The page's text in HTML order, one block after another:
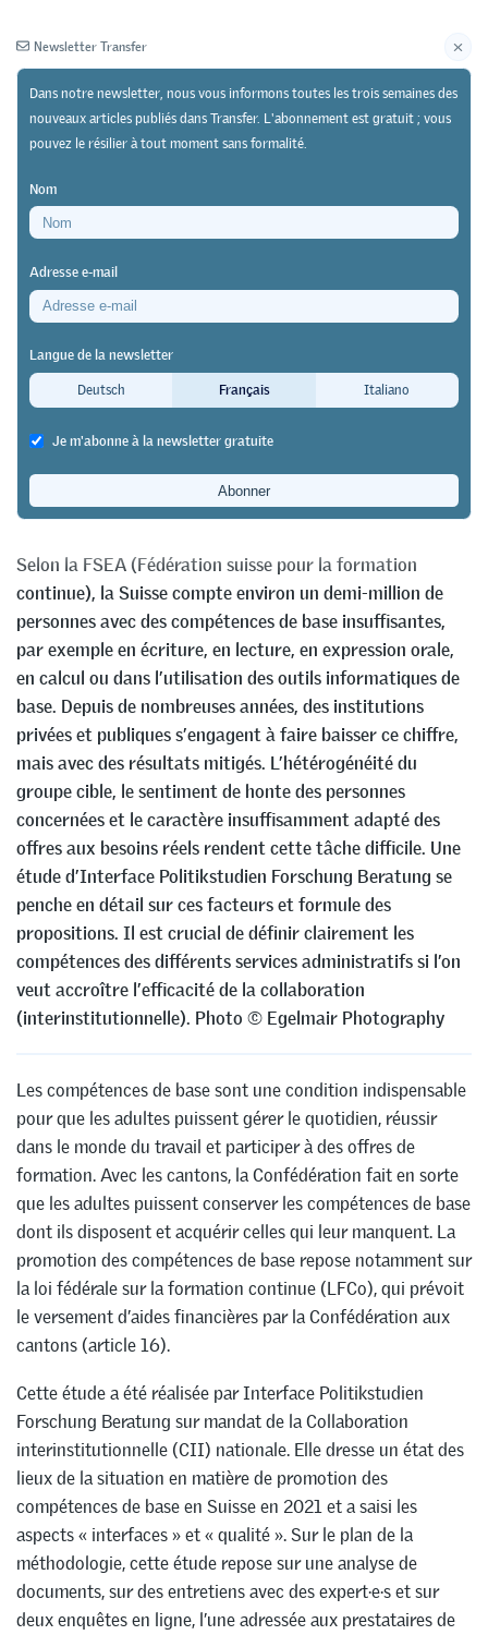
Newsletter Archives
07/10/24
Interface Politikstudien Forschung Beratung pour
Un équilibre à trouver entre la
logique administrative et
l’orientation vers le groupe cible
Ruth Feller&Charlotte Schwegler
Selon la FSEA (Fédération suisse pour la formation
continue), la Suisse compte environ un demi-million de
personnes avec des compétences de base insuffisantes,
par exemple en écriture, en lecture, en expression orale,
en calcul ou dans l’utilisation des outils informatiques de
base. Depuis de nombreuses années, des institutions
privées et publiques s’engagent à faire baisser ce chiffre,
mais avec des résultats mitigés. L’hétérogénéité du
groupe cible, le sentiment de honte des personnes
concernées et le caractère insuffisamment adapté des
offres aux besoins réels rendent cette tâche difficile. Une
étude d’Interface Politikstudien Forschung Beratung se
penche en détail sur ces facteurs et formule des
propositions. Il est crucial de définir clairement les
compétences des différents services administratifs si l’on
veut accroître l’efficacité de la collaboration
(interinstitutionnelle). Photo © Egelmair Photography
Les compétences de base sont une condition indispensable
pour que les adultes puissent gérer le quotidien, réussir
dans le monde du travail et participer à des offres de
formation. Avec les cantons, la Confédération fait en sorte
que les adultes puissent conserver les compétences de base
dont ils disposent et acquérir celles qui leur manquent. La
promotion des compétences de base repose notamment sur
la loi fédérale sur la formation continue (LFCo), qui prévoit
le versement d’aides financières par la Confédération aux
cantons (article 16).
Cette étude a été réalisée par Interface Politikstudien
Forschung Beratung sur mandat de la Collaboration
interinstitutionnelle (CII) nationale. Elle dresse un état des
lieux de la situation en matière de promotion des
compétences de base en Suisse en 2021 et a saisi les
aspects « interfaces » et « qualité ». Sur le plan de la
méthodologie, cette étude repose sur une analyse de
documents, sur des entretiens avec des expert·e·s et sur
deux enquêtes en ligne, l’une adressée aux prestataires de
Newsletter Transfer
Dans notre newsletter, nous vous informons toutes les trois semaines des
nouveaux articles publiés dans Transfer. L'abonnement est gratuit ; vous
pouvez le résilier à tout moment sans formalité.
Nom
Adresse e-mail
Langue de la newsletter
Deutsch
Français Italiano
Je m'abonne à la newsletter gratuite